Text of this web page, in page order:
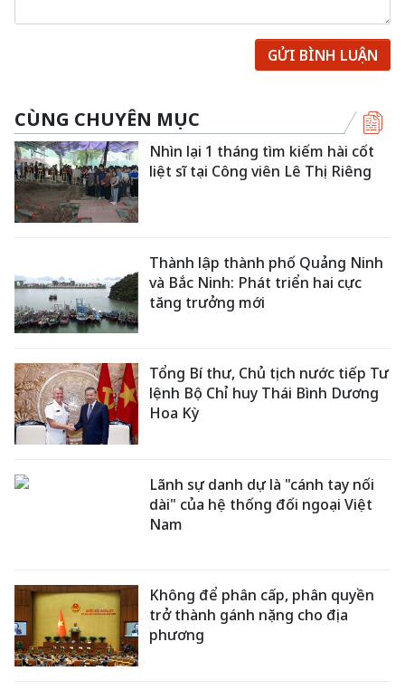
GỬI BÌNH LUẬN
CÙNG CHUYÊN MỤC
Nhìn lại 1 tháng tìm kiếm hài cốt
liệt sĩ tại Công viên Lê Thị Riêng
Thành lập thành phố Quảng Ninh
và Bắc Ninh: Phát triển hai cực
tăng trưởng mới
Tổng Bí thư, Chủ tịch nước tiếp Tư
lệnh Bộ Chỉ huy Thái Bình Dương
Hoa Kỳ
Lãnh sự danh dự là "cánh tay nối
dài" của hệ thống đối ngoại Việt
Nam
Không để phân cấp, phân quyền
trở thành gánh nặng cho địa
phương